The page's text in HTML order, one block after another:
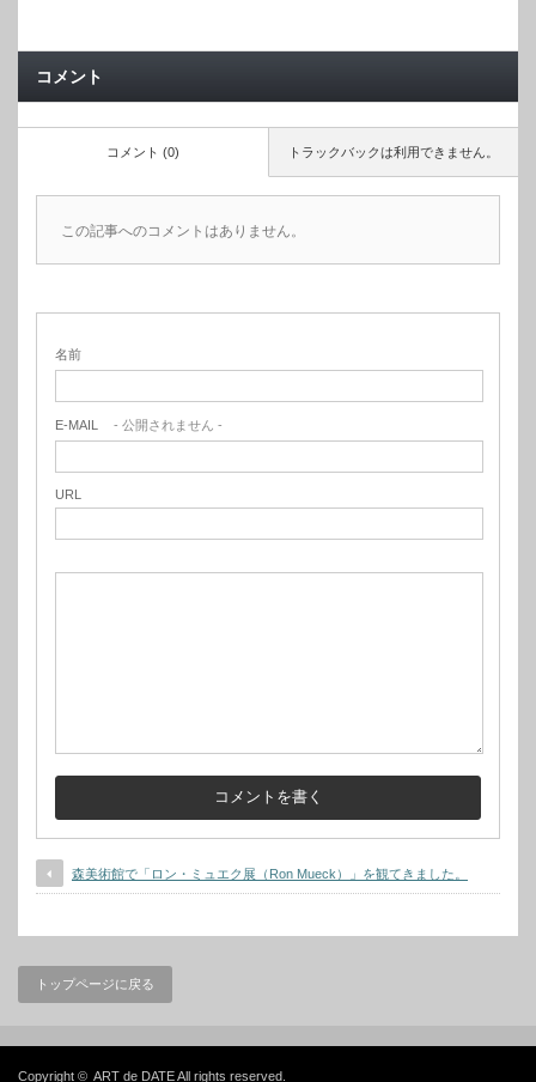
コメント
トラックバックは利用できません。
コメント (0)
この記事へのコメントはありません。
名前
E-MAIL - 公開されません -
URL
森美術館で「ロン・ミュエク展（Ron Mueck）」を観てきました。
トップページに戻る
Copyright © ART de DATEAll rights reserved.